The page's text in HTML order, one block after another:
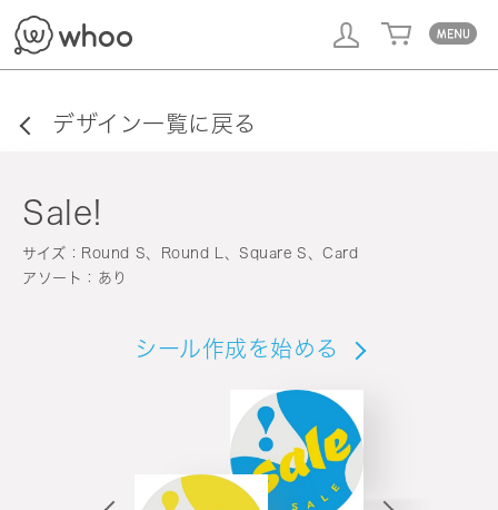
デザイン一覧に戻る
Sale!
サイズ：Round S、Round L、Square S、Card
アソート：あり
シール作成を始める